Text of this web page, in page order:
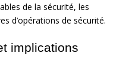
de la sécurité, les
d’opérations de sécurité.
implications